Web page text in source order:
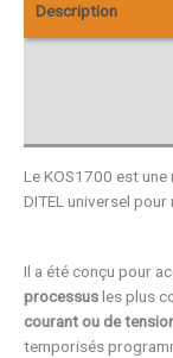
Description
Le KOS1700 est
DITEL universel pour
Il a été conçu pour
processusles plus
courant ou de
temporisés